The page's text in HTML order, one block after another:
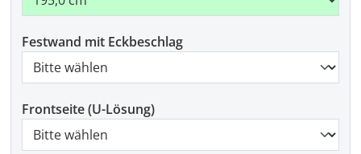
Festwand mit Eckbeschlag
Frontseite (U-Lösung)